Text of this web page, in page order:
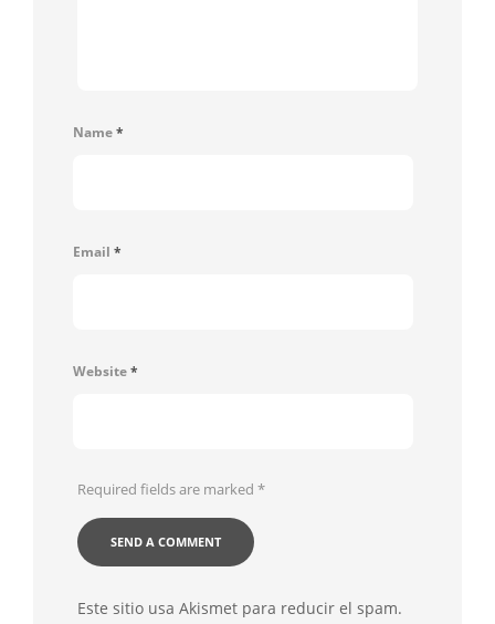
Name*
Email *
Website*
Required fields are marked *
Este sitio usa Akismet para reducir el spam.